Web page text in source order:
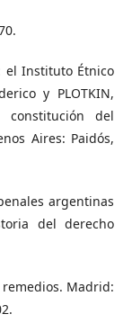
el Instituto Étnico
y PLOTKIN,
constitución del
Aires: Paidós,
argentinas
del derecho
remedios. Madrid: